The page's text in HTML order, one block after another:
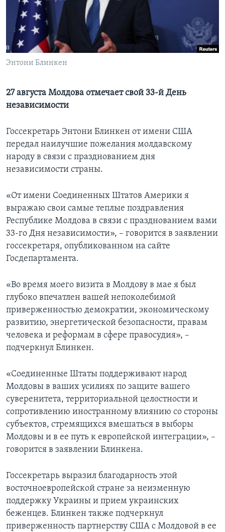
Learning English
СОЦИАЛЬНЫЕ СЕТИ
Языки
Энтони Блинкен
27 августа Молдова отмечает свой 33-й День
независимости
Госсекретарь Энтони Блинкен от имени США
передал наилучшие пожелания молдавскому
народу в связи с празднованием дня
независимости страны.
«От имени Соединенных Штатов Америки я
выражаю свои самые теплые поздравления
Республике Молдова в связи с празднованием вами
33-го Дня независимости», – говорится в заявлении
госсекретаря, опубликованном на сайте
Госдепартамента.
«Во время моего визита в Молдову в мае я был
глубоко впечатлен вашей непоколебимой
приверженностью демократии, экономическому
развитию, энергетической безопасности, правам
человека и реформам в сфере правосудия», –
подчеркнул Блинкен.
«Соединенные Штаты поддерживают народ
Молдовы в ваших усилиях по защите вашего
суверенитета, территориальной целостности и
сопротивлению иностранному влиянию со стороны
субъектов, стремящихся вмешаться в выборы
Молдовы и в ее путь к европейской интеграции», –
говорится в заявлении Блинкена.
Госсекретарь выразил благодарность этой
восточноевропейской стране за неизменную
поддержку Украины и прием украинских
беженцев. Блинкен также подчеркнул
приверженность партнерству США с Молдовой в ее